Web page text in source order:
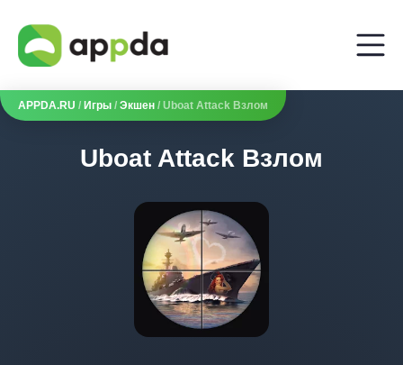
APPDA.RU / Игры / Экшен / Uboat Attack Взлом
Uboat Attack Взлом